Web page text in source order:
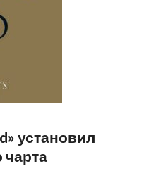
установил